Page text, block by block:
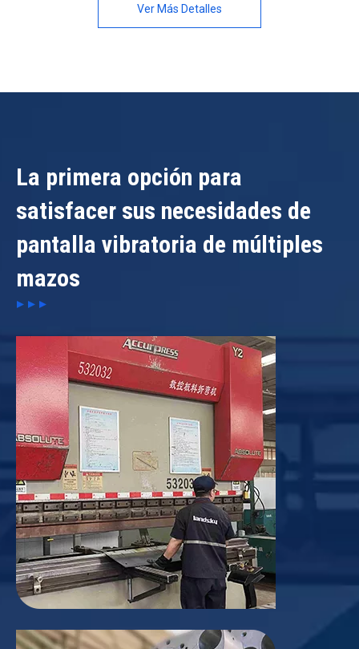
Ver Más Detalles
La primera opción para
satisfacer sus necesidades de
pantalla vibratoria de múltiples
mazos